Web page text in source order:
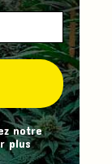
notre
plus